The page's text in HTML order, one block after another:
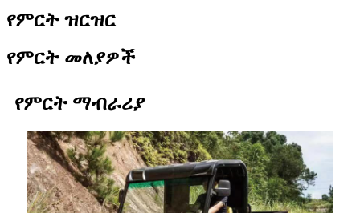
የምርት ዝርዝር
የምርት መለያዎች
የምርት ማብራሪያ